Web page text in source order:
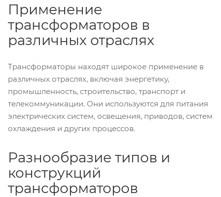
Применение
трансформаторов в
различных отраслях
Трансформаторы находят широкое применение в
различных отраслях, включая энергетику,
промышленность, строительство, транспорт и
телекоммуникации. Они используются для питания
электрических систем, освещения, приводов, систем
охлаждения и других процессов.
Разнообразие типов и
конструкций
трансформаторов